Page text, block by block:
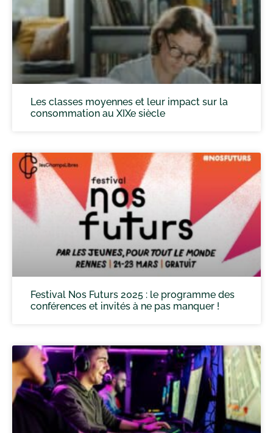
Les classes moyennes et leur impact sur la
consommation au XIXe siècle
Festival Nos Futurs 2025 : le programme des
conférences et invités à ne pas manquer !